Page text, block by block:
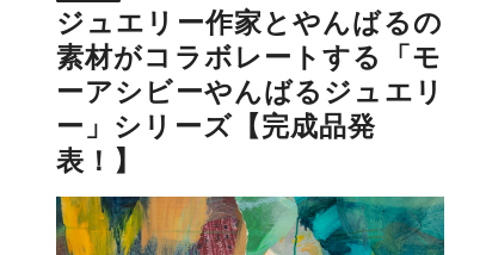
ジュエリー作家とやんばるの
素材がコラボレートする「モ
ーアシビーやんばるジュエリ
ー」シリーズ【完成品発
表！】